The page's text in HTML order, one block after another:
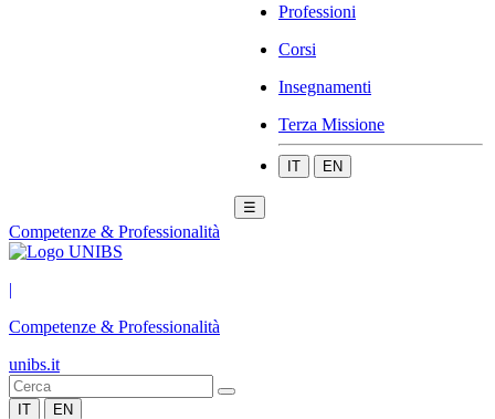
Professioni
Corsi
Insegnamenti
Terza Missione
IT EN
☰
Competenze & Professionalità
|
Competenze & Professionalità
unibs.it
IT EN